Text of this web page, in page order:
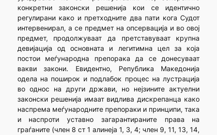
конкретни законски решенија кои се идентично
регулирани како и претходните два пати кога Судот
интервенирал, а се предмет на опсервација и во овој
предмет, продолжуваат да претставуваат крупна
девијација од основната и легитимна цел за која
постои меѓународна препорака да се донесуваат
вакви закони. Евидентно, Република Македонија
одела на поширок и подлабок процес на лустрација
во однос на други држави, но нејзините актуелни
законски решенија имаат видлива дискрепанца како
наспрема меѓународните препораки и принципи, така
и наспроти уставно загарантираните права на
граѓаните (член 8 ст 1 алинеја 1, 3, 4; член 9, 11, 13, 14,